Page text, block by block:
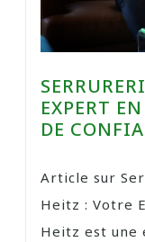
EXPERT
DE
Article sur
Heitz : Votre
Heitz est une